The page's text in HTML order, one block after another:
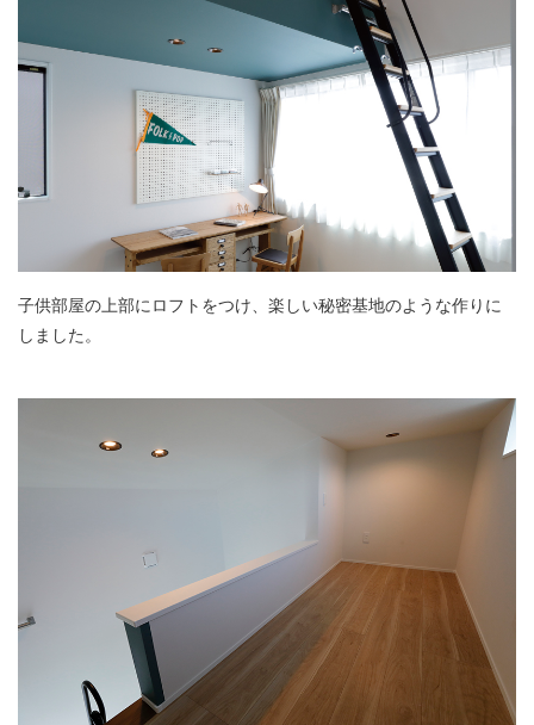
子供部屋の上部にロフトをつけ、楽しい秘密基地のような作りに
しました。